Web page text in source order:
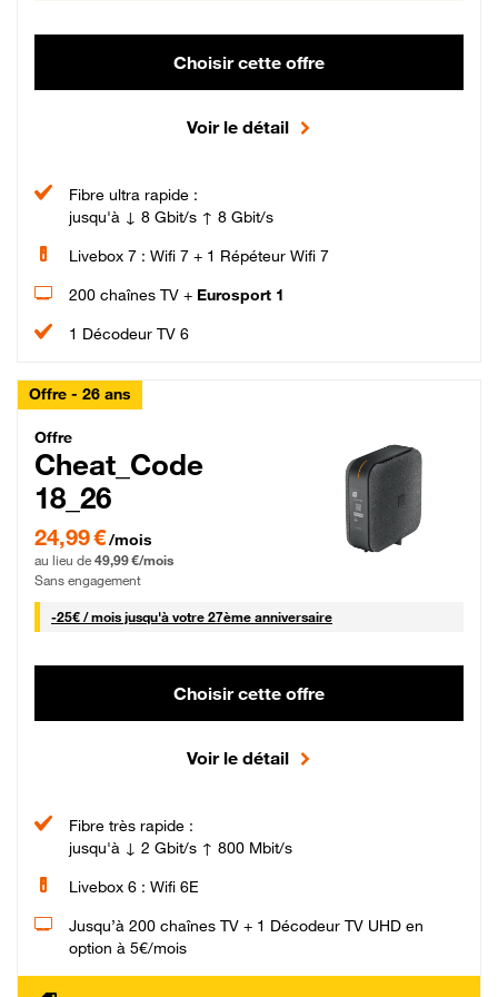
Choisir cette offre
Voir le détail
Fibre ultra rapide :
jusqu'à ↓ 8 Gbit/s ↑ 8 Gbit/s
Livebox 7 : Wifi 7 + 1 Répéteur Wifi 7
200 chaînes TV + Eurosport 1
1 Décodeur TV 6
Offre - 26 ans
Cheat_Code Fibre_18_26
Offre
Cheat_Code
18_26
24,99 € par mois pendant 0 mois puis 49,99 € par mois, Sans engagement
24,99 €/mois
au lieu de 49,99 €/mois
Sans engagement
-25€ / mois25 € par mois
jusqu'à votre 27ème anniversaire
Choisir cette offre
Voir le détail
Fibre très rapide :
jusqu'à ↓ 2 Gbit/s ↑ 800 Mbit/s
Livebox 6 : Wifi 6E
Jusqu’à 200 chaînes TV + 1 Décodeur TV UHD en
option à 5€/mois